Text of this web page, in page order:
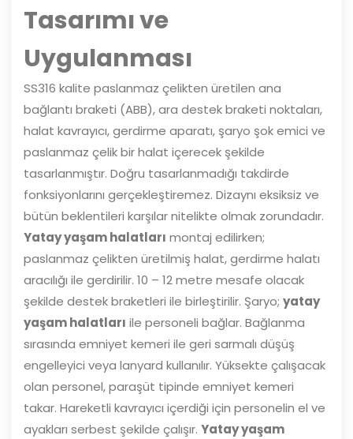
Tasarımı ve
Uygulanması
SS316 kalite paslanmaz çelikten üretilen ana
bağlantı braketi (ABB), ara destek braketi noktaları,
halat kavrayıcı, gerdirme aparatı, şaryo şok emici ve
paslanmaz çelik bir halat içerecek şekilde
tasarlanmıştır. Doğru tasarlanmadığı takdirde
fonksiyonlarını gerçekleştiremez. Dizaynı eksiksiz ve
bütün beklentileri karşılar nitelikte olmak zorundadır.
Yatay yaşam halatları montaj edilirken;
paslanmaz çelikten üretilmiş halat, gerdirme halatı
aracılığı ile gerdirilir. 10 – 12 metre mesafe olacak
şekilde destek braketleri ile birleştirilir. Şaryo; yatay
yaşam halatları ile personeli bağlar. Bağlanma
sırasında emniyet kemeri ile geri sarmalı düşüş
engelleyici veya lanyard kullanılır. Yüksekte çalışacak
olan personel, paraşüt tipinde emniyet kemeri
takar. Hareketli kavrayıcı içerdiği için personelin el ve
ayakları serbest şekilde çalışır. Yatay yaşam